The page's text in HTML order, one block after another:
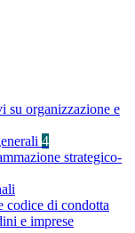
su organizzazione e
4
strategico-
codice di condotta
e imprese